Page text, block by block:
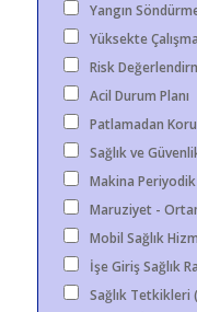
Yangın
Yüksekte
Risk
Acil Durum Planı
Patlamadan
Sağlık ve
Makina
Maruziyet -
Mobil Sağlık
İşe Giriş Sağlık
Sağlık Tetkikleri